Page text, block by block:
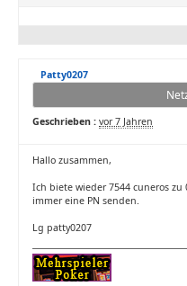
Patty0207
Geschrieben : vor 7 Jahren
Hallo zusammen,
Ich biete wieder 7544 cuneros zu
immer eine PN senden.
Lg patty0207